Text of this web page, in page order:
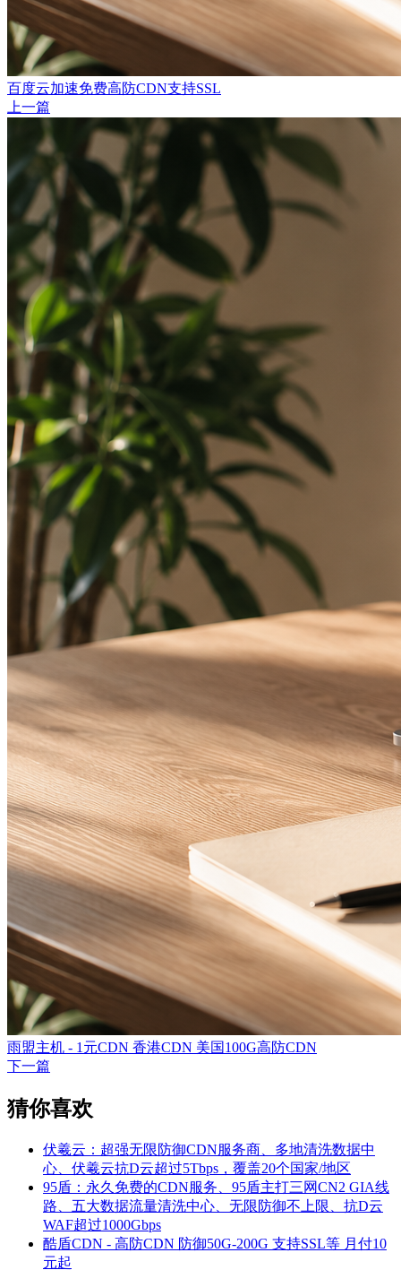
百度云加速免费高防CDN支持SSL
上一篇
雨盟主机 - 1元CDN 香港CDN 美国100G高防CDN
下一篇
猜你喜欢
伏羲云：超强无限防御CDN服务商、多地清洗数据中
心、伏羲云抗D云超过5Tbps，覆盖20个国家/地区
95盾：永久免费的CDN服务、95盾主打三网CN2 GIA线
路、五大数据流量清洗中心、无限防御不上限、抗D云
WAF超过1000Gbps
酷盾CDN - 高防CDN 防御50G-200G 支持SSL等 月付10
元起